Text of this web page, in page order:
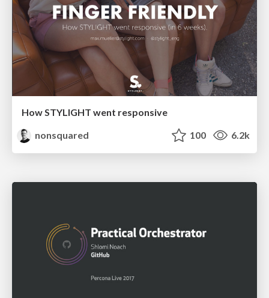
How STYLIGHT went responsive
nonsquared
100 6.2k